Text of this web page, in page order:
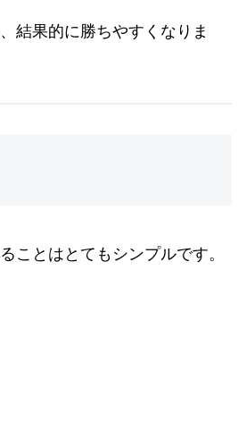
結果的に勝ちやすくなりま
ことはとてもシンプルです。